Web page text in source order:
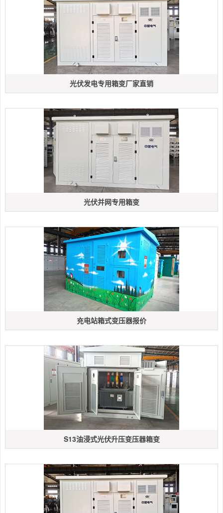
光伏发电专用箱变厂家直销
光伏并网专用箱变
充电站箱式变压器报价
S13油浸式光伏升压变压器箱变